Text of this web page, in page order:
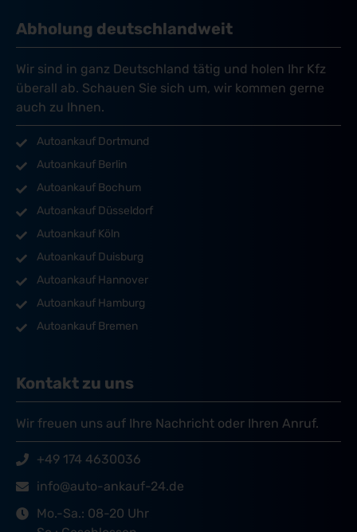
Abholung deutschlandweit
Wir sind in ganz Deutschland tätig und holen Ihr Kfz
überall ab. Schauen Sie sich um, wir kommen gerne
auch zu Ihnen.
Autoankauf Dortmund
Autoankauf Berlin
Autoankauf Bochum
Autoankauf Düsseldorf
Autoankauf Köln
Autoankauf Duisburg
Autoankauf Hannover
Autoankauf Hamburg
Autoankauf Bremen
Kontakt zu uns
Wir freuen uns auf Ihre Nachricht oder Ihren Anruf.
+49 174 4630036
info@auto-ankauf-24.de
Mo.-Sa.: 08-20 Uhr